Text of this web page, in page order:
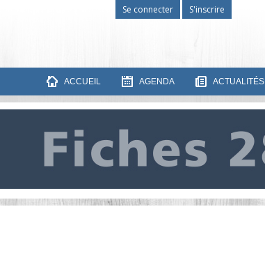
ACCUEIL AGENDA ACTUALITÉS
Se connecter S'inscrire